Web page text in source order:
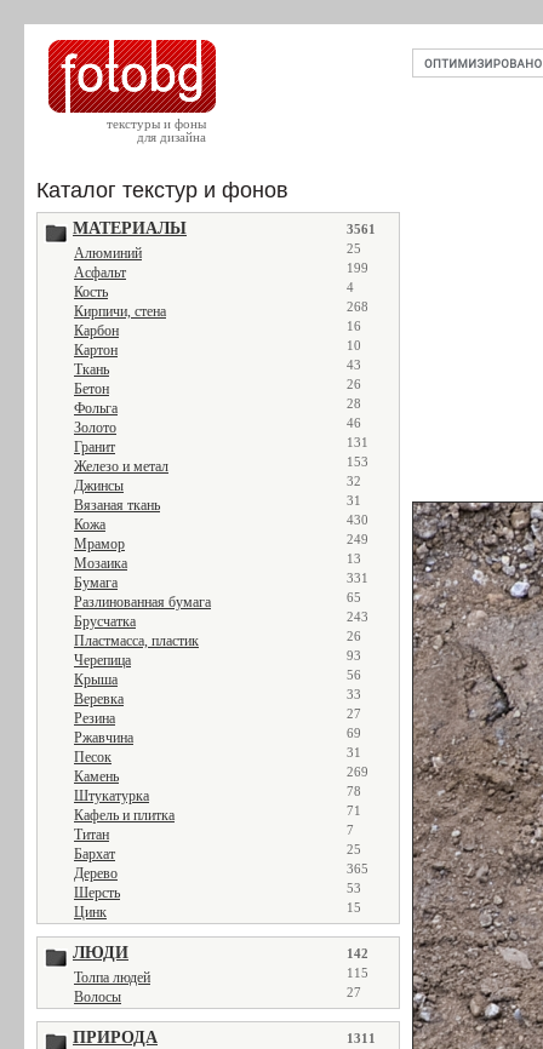
текстуры и фоны
для дизайна
Каталог текстур и фонов
МАТЕРИАЛЫ 3561
Алюминий 25
Асфальт 199
Кость 4
Кирпичи, стена 268
Карбон 16
Картон 10
Ткань 43
Бетон 26
Фольга 28
Золото 46
Гранит 131
Железо и метал 153
Джинсы 32
Вязаная ткань 31
Кожа 430
Мрамор 249
Мозаика 13
Бумага 331
Разлинованная бумага 65
Брусчатка 243
Пластмасса, пластик 26
Черепица 93
Крыша 56
Веревка 33
Резина 27
Ржавчина 69
Песок 31
Камень 269
Штукатурка 78
Кафель и плитка 71
Титан 7
Бархат 25
Дерево 365
Шерсть 53
Цинк 15
ЛЮДИ 142
Толпа людей 115
Волосы 27
ПРИРОДА 1311